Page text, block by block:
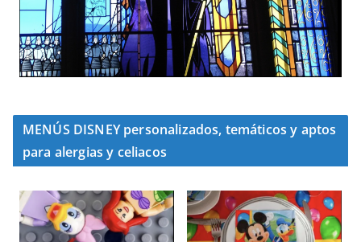
MENÚS DISNEY personalizados, temáticos y aptos
para alergias y celiacos